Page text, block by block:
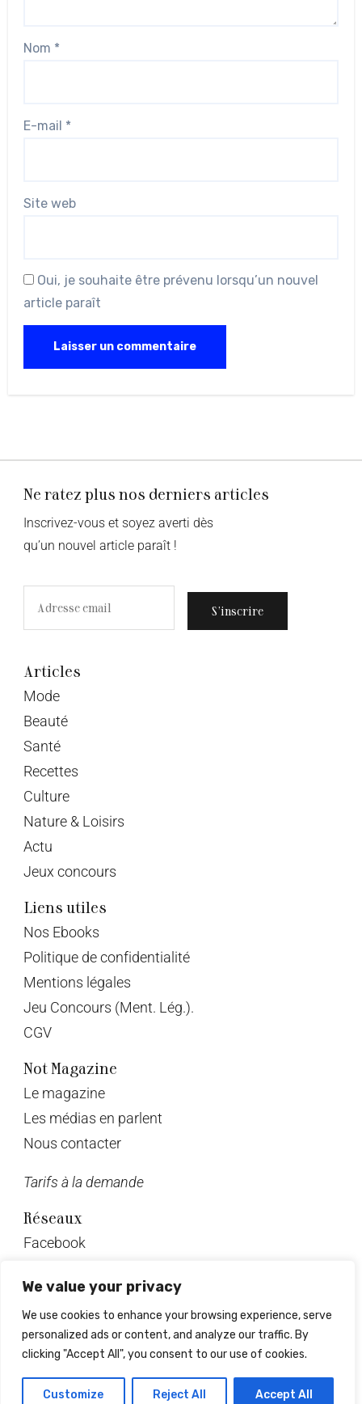
We value your privacy
We use cookies to enhance your browsing experience, serve
personalized ads or content, and analyze our traffic. By
clicking "Accept All", you consent to our use of cookies.
Customize Reject All Accept All
Nom *
E-mail *
Site web
Oui, je souhaite être prévenu lorsqu’un nouvel
article paraît
Ne ratez plus nos derniers articles
Inscrivez-vous et soyez averti dès
qu’un nouvel article paraît !
S’inscrire
Articles
Mode
Beauté
Santé
Recettes
Culture
Nature & Loisirs
Actu
Jeux concours
Liens utiles
Nos Ebooks
Politique de confidentialité
Mentions légales
Jeu Concours (Ment. Lég.).
CGV
Not Magazine
Le magazine
Les médias en parlent
Nous contacter
Tarifs à la demande
Réseaux
Facebook
Instagram
Pinterest
Linkedin
© Not Magazine 2023